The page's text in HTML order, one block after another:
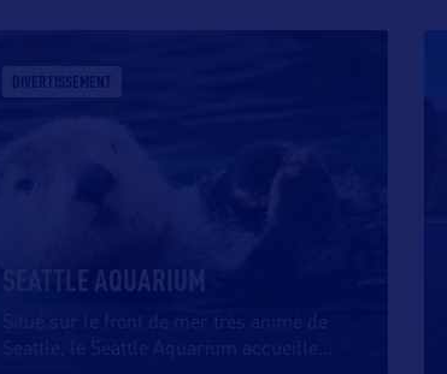
DIVERTISSEMENT
SEATTLE AQUARIUM
Situé sur le front de mer très animé de
Seattle, le Seattle Aquarium accueille